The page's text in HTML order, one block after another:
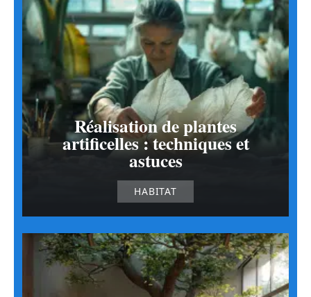
Réalisation de plantes
artificelles : techniques et
astuces
HABITAT